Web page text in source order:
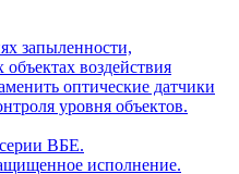
запыленности,
воздействия
оптические датчики
уровня объектов.
ВБЕ.
исполнение.